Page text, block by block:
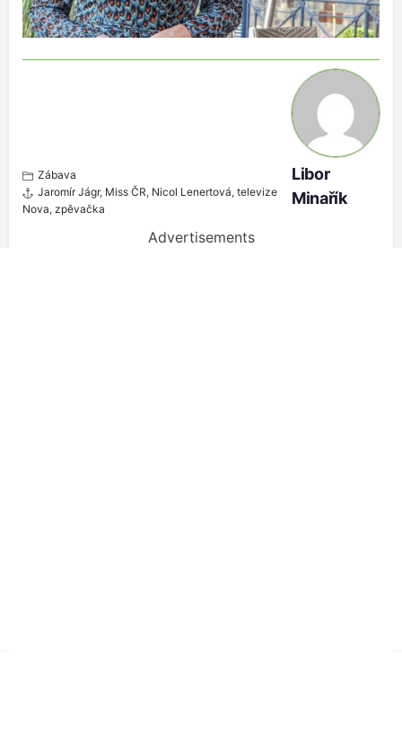
Zábava
Jaromír Jágr, Miss ČR, Nicol Lenertová, televize
Nova, zpěvačka
Libor
Minařík
Advertisements